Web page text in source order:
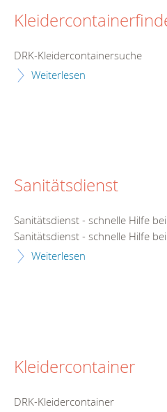
DRK-Kleidercontainersuche
Weiterlesen
Sanitätsdienst
Sanitätsdienst - schnelle Hilfe
Sanitätsdienst - schnelle Hilfe
Weiterlesen
Kleidercontainer
DRK-Kleidercontainer